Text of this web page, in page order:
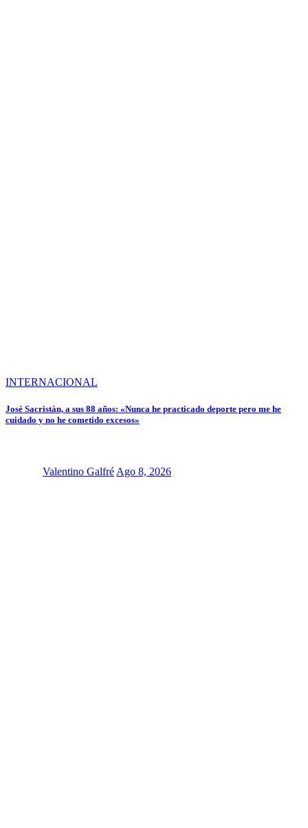
INTERNACIONAL
José Sacristán, a sus 88 años: «Nunca he practicado deporte pero me he
cuidado y no he cometido excesos»
Valentino Galfré Ago 8, 2026